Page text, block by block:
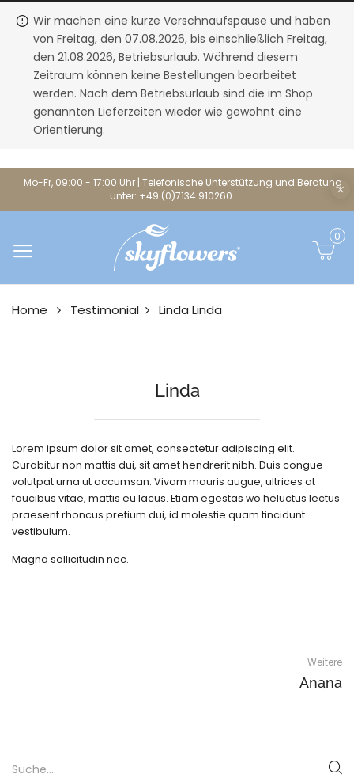
Wir machen eine kurze Verschnaufspause und haben
von Freitag, den 07.08.2026, bis einschließlich Freitag,
den 21.08.2026, Betriebsurlaub. Während diesem
Zeitraum können keine Bestellungen bearbeitet
werden. Nach dem Betriebsurlaub sind die im Shop
genannten Lieferzeiten wieder wie gewohnt eine
Orientierung.
Mo-Fr, 09:00 - 17:00 Uhr | Telefonische Unterstützung und Beratung
unter: +49 (0)7134 910260
0
Home Testimonial Linda Linda
Linda
Lorem ipsum dolor sit amet, consectetur adipiscing elit.
Curabitur non mattis dui, sit amet hendrerit nibh. Duis congue
volutpat urna ut accumsan. Vivam mauris augue, ultrices at
faucibus vitae, mattis eu lacus. Etiam egestas wo heluctus lectus
praesent rhoncus pretium dui, id molestie quam tincidunt
vestibulum.
Magna sollicitudin nec.
Weitere
Anana